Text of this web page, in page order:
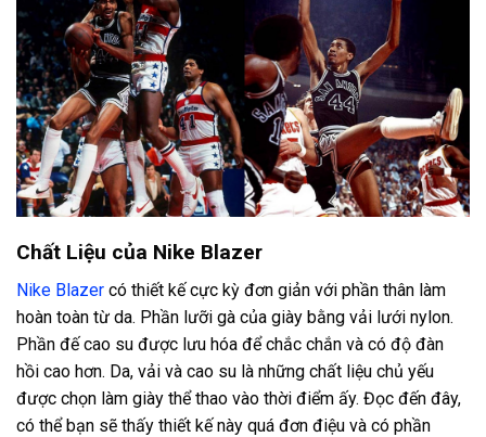
Chất Liệu của Nike Blazer
Nike Blazer có thiết kế cực kỳ đơn giản với phần thân làm
hoàn toàn từ da. Phần lưỡi gà của giày bằng vải lưới nylon.
Phần đế cao su được lưu hóa để chắc chắn và có độ đàn
hồi cao hơn. Da, vải và cao su là những chất liệu chủ yếu
được chọn làm giày thể thao vào thời điểm ấy. Đọc đến đây,
có thể bạn sẽ thấy thiết kế này quá đơn điệu và có phần